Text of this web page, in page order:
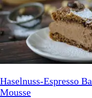
Haselnuss-Espresso
Mousse